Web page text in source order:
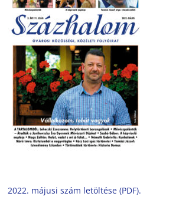
2022. májusi szám letöltése (PDF).